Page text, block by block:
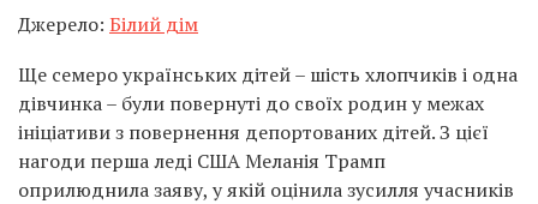
Джерело: Білий дім
Ще семеро українських дітей – шість хлопчиків і одна
дівчинка – були повернуті до своїх родин у межах
ініціативи з повернення депортованих дітей. З цієї
нагоди перша леді США Меланія Трамп
оприлюднила заяву, у якій оцінила зусилля учасників